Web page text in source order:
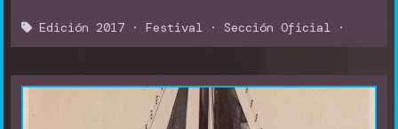
Edición 2017 · Festival · Sección Oficial ·